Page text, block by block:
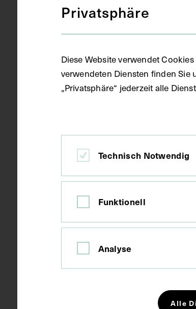
Objektart
Gegenstand
Privatsphäre
Diese Website verwendet
verwendeten Diensten finden
„Privatsphäre“ jederzeit alle
Technisch Notwendig
Funktionell
Analyse
Alle